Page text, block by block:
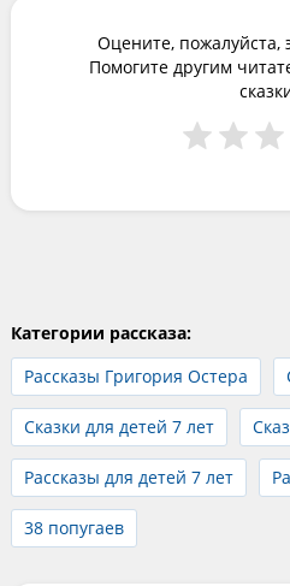
Оцените, пожалуйста,
Помогите другим
Категории рассказа:
Рассказы Григория Остера
Сказки для детей 7 лет
Рассказы для детей 7 лет
38 попугаев